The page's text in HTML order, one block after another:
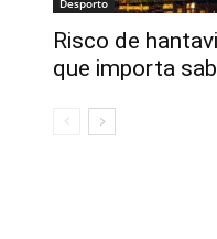
Desporto
Risco de
que importa